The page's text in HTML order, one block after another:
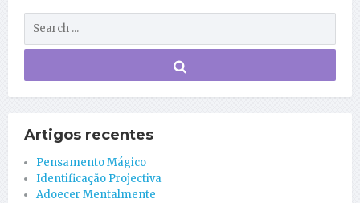
Artigos recentes
Pensamento Mágico
Identificação Projectiva
Adoecer Mentalmente